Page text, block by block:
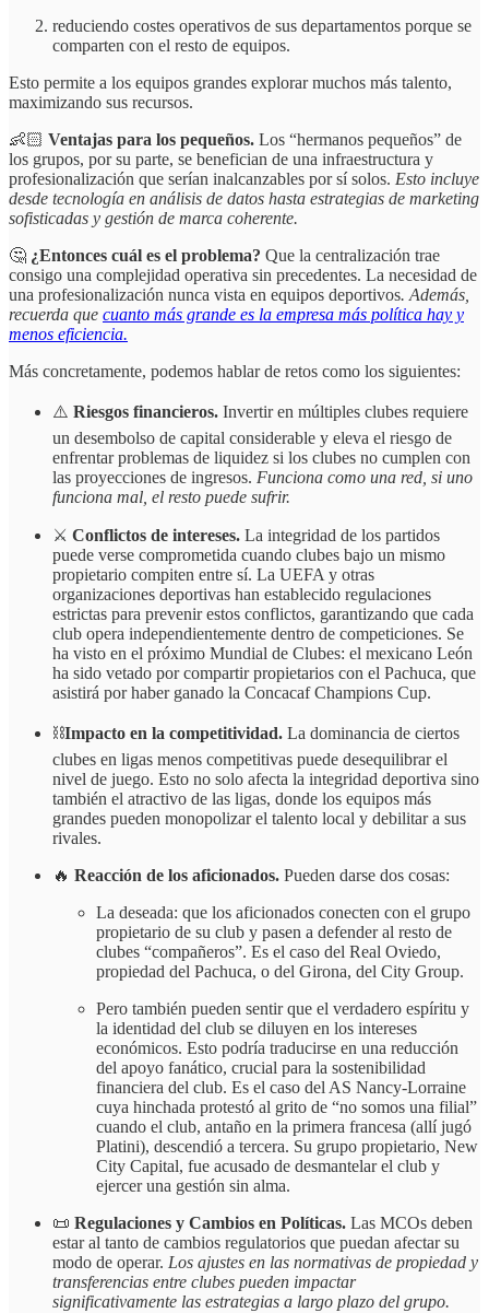
reduciendo costes operativos de sus departamentos porque se
comparten con el resto de equipos.
Esto permite a los equipos grandes explorar muchos más talento,
maximizando sus recursos.
👶🏻 Ventajas para los pequeños. Los “hermanos pequeños” de
los grupos, por su parte, se benefician de una infraestructura y
profesionalización que serían inalcanzables por sí solos. Esto incluye
desde tecnología en análisis de datos hasta estrategias de marketing
sofisticadas y gestión de marca coherente.
🤔 ¿Entonces cuál es el problema? Que la centralización trae
consigo una complejidad operativa sin precedentes. La necesidad de
una profesionalización nunca vista en equipos deportivos. Además,
recuerda que cuanto más grande es la empresa más política hay y
menos eficiencia.
Más concretamente, podemos hablar de retos como los siguientes:
⚠️ Riesgos financieros. Invertir en múltiples clubes requiere
un desembolso de capital considerable y eleva el riesgo de
enfrentar problemas de liquidez si los clubes no cumplen con
las proyecciones de ingresos. Funciona como una red, si uno
funciona mal, el resto puede sufrir.
⚔️ Conflictos de intereses. La integridad de los partidos
puede verse comprometida cuando clubes bajo un mismo
propietario compiten entre sí. La UEFA y otras
organizaciones deportivas han establecido regulaciones
estrictas para prevenir estos conflictos, garantizando que cada
club opera independientemente dentro de competiciones. Se
ha visto en el próximo Mundial de Clubes: el mexicano León
ha sido vetado por compartir propietarios con el Pachuca, que
asistirá por haber ganado la Concacaf Champions Cup.
⛓️Impacto en la competitividad. La dominancia de ciertos
clubes en ligas menos competitivas puede desequilibrar el
nivel de juego. Esto no solo afecta la integridad deportiva sino
también el atractivo de las ligas, donde los equipos más
grandes pueden monopolizar el talento local y debilitar a sus
rivales.
🔥 Reacción de los aficionados. Pueden darse dos cosas:
La deseada: que los aficionados conecten con el grupo
propietario de su club y pasen a defender al resto de
clubes “compañeros”. Es el caso del Real Oviedo,
propiedad del Pachuca, o del Girona, del City Group.
Pero también pueden sentir que el verdadero espíritu y
la identidad del club se diluyen en los intereses
económicos. Esto podría traducirse en una reducción
del apoyo fanático, crucial para la sostenibilidad
financiera del club. Es el caso del AS Nancy-Lorraine
cuya hinchada protestó al grito de “no somos una filial”
cuando el club, antaño en la primera francesa (allí jugó
Platini), descendió a tercera. Su grupo propietario, New
City Capital, fue acusado de desmantelar el club y
ejercer una gestión sin alma.
📜 Regulaciones y Cambios en Políticas. Las MCOs deben
estar al tanto de cambios regulatorios que puedan afectar su
modo de operar. Los ajustes en las normativas de propiedad y
transferencias entre clubes pueden impactar
significativamente las estrategias a largo plazo del grupo.